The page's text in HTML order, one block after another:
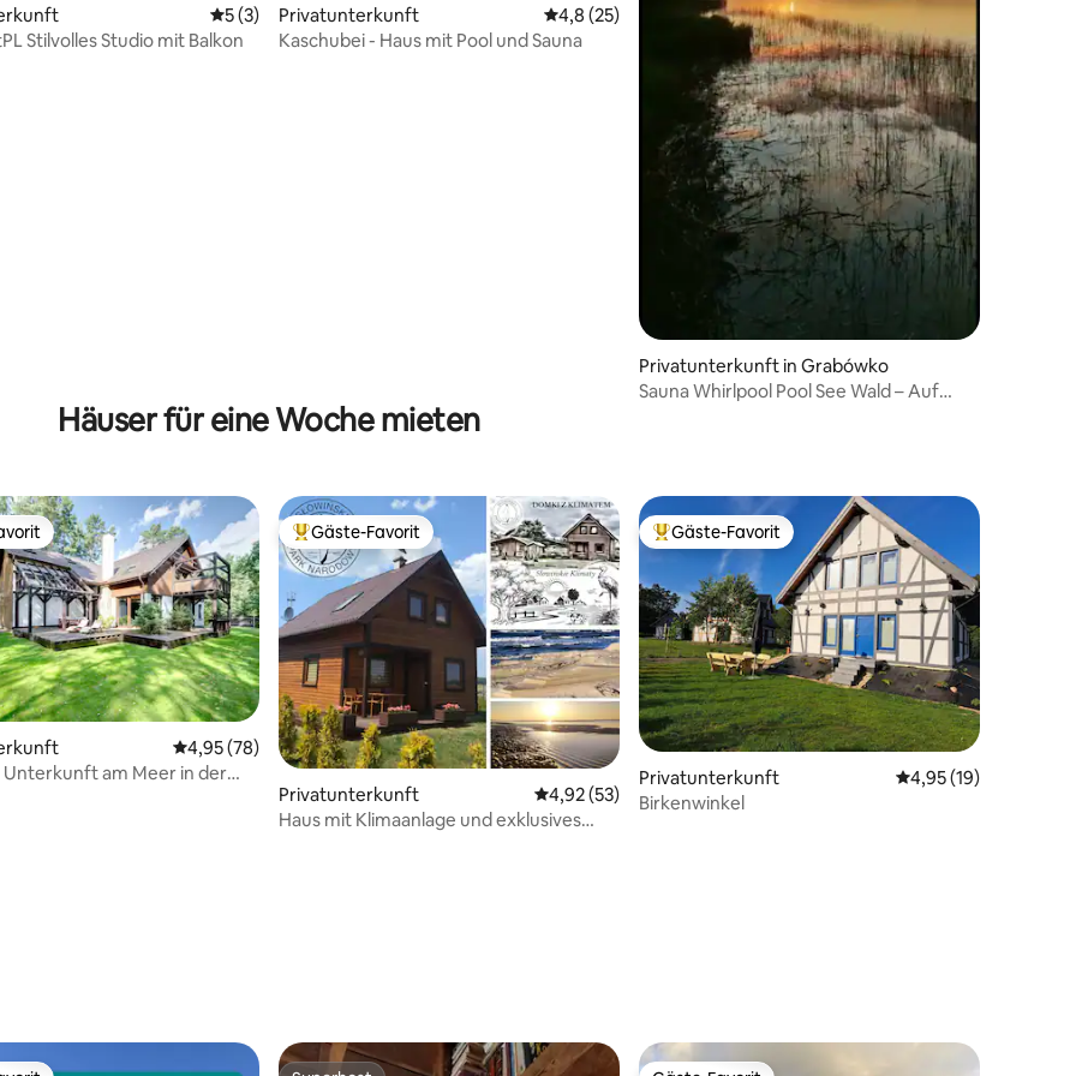
4,96 von 5, 52 BewertungenDurchschnittliche Bewertung: 5 von 5, 3 Bewertungen
5 (3)
Stilvolles Studio mit Balkon
Privatunterkunft Durchschnittliche Bewertung: 4,8 von 5, 25 Bewertungen
4,8 (25)
Kaschubei - Haus mit Pool und Sauna
Privatunterkunft in Grabówko
Sauna Whirlpool Pool See Wald – Auf
Häuser für eine Woche mieten
5 von 5, 15 Bewertungen
Durchschnittliche Bewertung: 4,95 von 5, 78 Bewertungen
4,95 (78)
Unterkunft am Meer in der
Beliebter Gäste-Favorit.
Gäste-Favorit
Privatunterkunft Durchschnittliche Bewertung: 4,92 von 5, 53 Bewertungen
4,92 (53)
Haus mit Klimaanlage und exklusives
Beliebter Gäste-Favorit.
Gäste-Favorit
Privatunterkunft Durchschnittliche
4,95 (19)
Birkenwinkel